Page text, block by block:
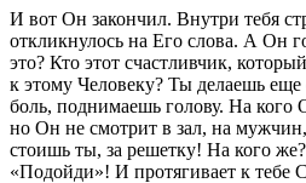
И вот Он закончил. Внутри тебя
откликнулось на Его слова. А Он
это? Кто этот счастливчик,
к этому Человеку? Ты делаешь еще
боль, поднимаешь голову. На кого
но Он не смотрит в зал, на
стоишь ты, за решетку! На кого
«Подойди»! И протягивает к тебе